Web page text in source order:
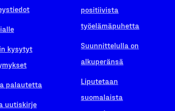
kysytyt
palautetta
uutiskirje
positiivista
työelämäpuhetta
Suunnittelulla on
alkuperänsä
Liputetaan
suomalaista